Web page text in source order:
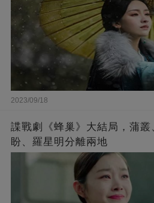
2023/09/18
諜戰劇《蜂巢》大結局，蒲
盼、羅星明分離兩地